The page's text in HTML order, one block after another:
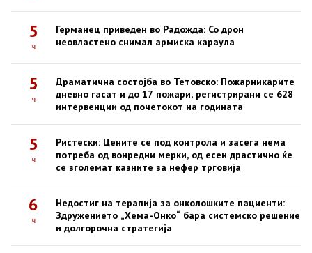
5
ч
Германец приведен во Радожда: Со дрон
неовластено снимал армиска караула
5
ч
Драматична состојба во Тетовско: Пожарникарите
дневно гасат и до 17 пожари, регистрирани се 628
интервенции од почетокот на годината
5
ч
Ристески: Цените се под контрола и засега нема
потреба од вонредни мерки, од есен драстично ќе
се зголемат казните за нефер трговија
6
ч
Недостиг на терапија за онколошките пациенти:
Здружението „Хема-Онко“ бара системско решение
и долгорочна стратегија